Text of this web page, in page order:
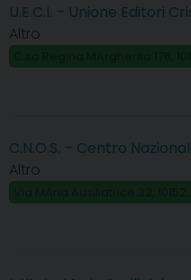
U.E.C.I. – Unione Editori
Altro
C.N.O.S. – Centro
Altro